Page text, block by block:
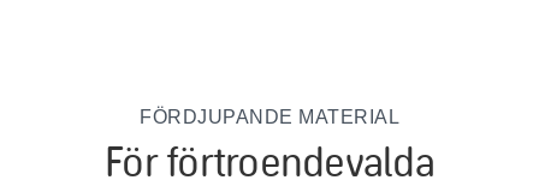
FÖRDJUPANDE MATERIAL
För förtroendevalda